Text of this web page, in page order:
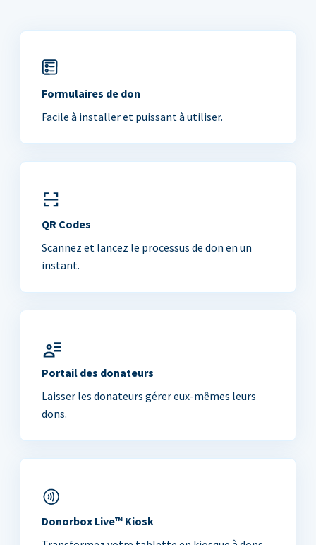
Formulaires de don
Facile à installer et puissant à utiliser.
QR Codes
Scannez et lancez le processus de don en un
instant.
Portail des donateurs
Laisser les donateurs gérer eux-mêmes leurs
dons.
Donorbox Live™ Kiosk